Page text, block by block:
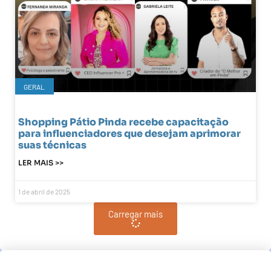
GERAL
Shopping Pátio Pinda recebe capacitação
para influenciadores que desejam aprimorar
suas técnicas
LER MAIS >>
1 de abril de 2025
Carregar mais